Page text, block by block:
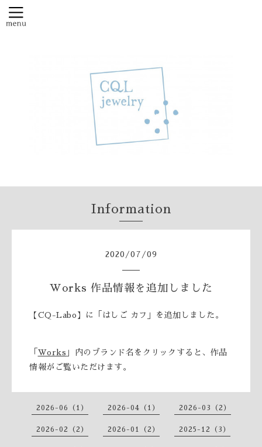
Information
2020 /07 /09
Works 作品情報を追加しました
【CQ-Labo】に「はしご カフ」を追加しました。
「 Works 」内のブランド名をクリックすると、作品
情報がご覧いただけます。
2026-06（1） 2026-04（1） 2026-03（2）
2026-02（2） 2026-01（2） 2025-12（3）